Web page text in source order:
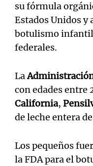
su fórmula
Estados Unidos y
botulismo infantil
federales.
La
con edades entre
California,
de leche entera de
Los pequeños
la FDA para el